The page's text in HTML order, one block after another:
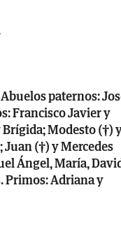
paternos:
Francisco Javier y
Brígida; Modesto (†)
Juan (†) y Mercedes
Ángel, María,
Primos: Adriana y